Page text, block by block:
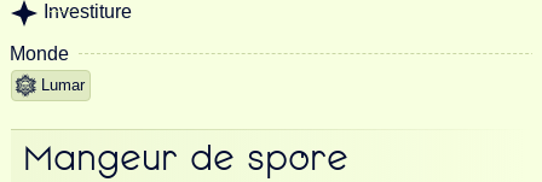
Investiture
Monde
Lumar
Mangeur de spore